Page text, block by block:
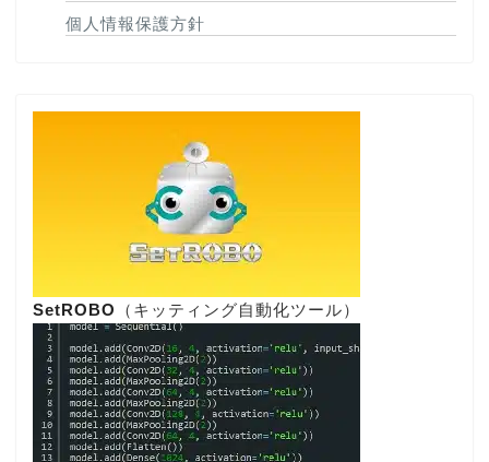
個人情報保護方針
SetROBO （キッティング自動化ツール）